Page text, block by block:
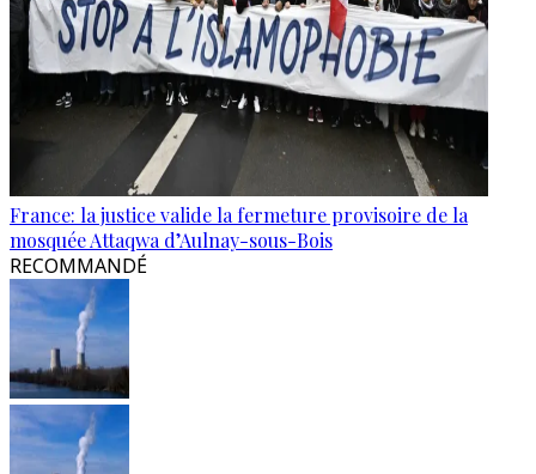
France: la justice valide la fermeture provisoire de la
mosquée Attaqwa d’Aulnay-sous-Bois
RECOMMANDÉ